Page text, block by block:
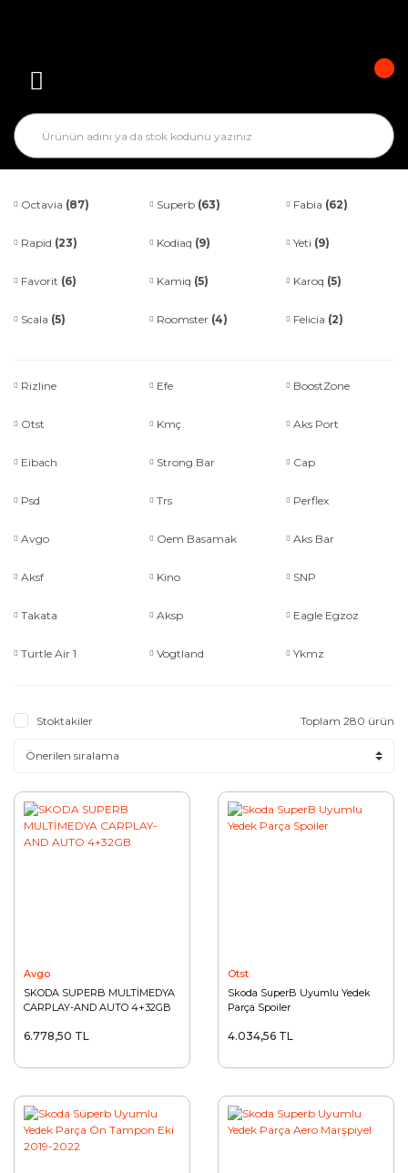
Octavia (87) Superb (63) Fabia (62)
Rapid (23) Kodiaq (9) Yeti (9)
Favorit (6) Kamiq (5) Karoq (5)
Scala (5) Roomster (4) Felicia (2)
Rizline Efe BoostZone
Otst Kmç Aks Port
Eibach Strong Bar Cap
Psd Trs Perflex
Avgo Oem Basamak Aks Bar
Aksf Kino SNP
Takata Aksp Eagle Egzoz
Turtle Air 1 Vogtland Ykmz
Stoktakiler Toplam 280 ürün
Avgo
SKODA SUPERB MULTİMEDYA
CARPLAY-AND AUTO 4+32GB
6.778,50 TL
Otst
Skoda SuperB Uyumlu Yedek
Parça Spoiler
4.034,56 TL